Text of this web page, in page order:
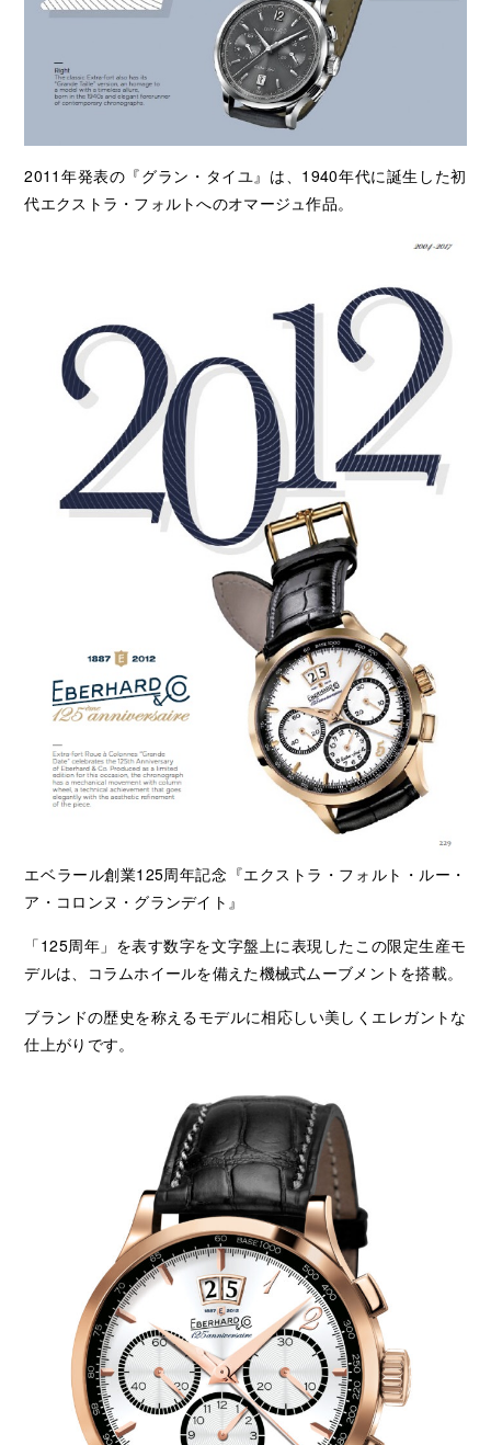
2011年発表の『グラン・タイユ』は、1940年代に誕生した初
代エクストラ・フォルトへのオマージュ作品。
エベラール創業125周年記念『エクストラ・フォルト・ルー・
ア・コロンヌ・グランデイト』
「125周年」を表す数字を文字盤上に表現したこの限定生産モ
デルは、コラムホイールを備えた機械式ムーブメントを搭載。
ブランドの歴史を称えるモデルに相応しい美しくエレガントな
仕上がりです。